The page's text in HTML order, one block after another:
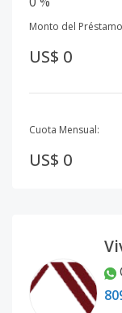
Monto del
US$ 0
Cuota Mensual:
US$ 0